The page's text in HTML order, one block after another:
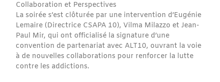
Collaboration et Perspectives
La soirée s’est clôturée par une intervention d’Eugénie
Lemaire (Directrice CSAPA 10), Vilma Milazzo et Jean-
Paul Mir, qui ont officialisé la signature d’une
convention de partenariat avec ALT10, ouvrant la voie
à de nouvelles collaborations pour renforcer la lutte
contre les addictions.